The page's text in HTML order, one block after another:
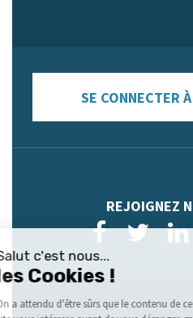
Salut c'est nous...
les Cookies !
On a attendu d'être sûrs que le contenu
SE CONNECTER
REJOIGNEZ